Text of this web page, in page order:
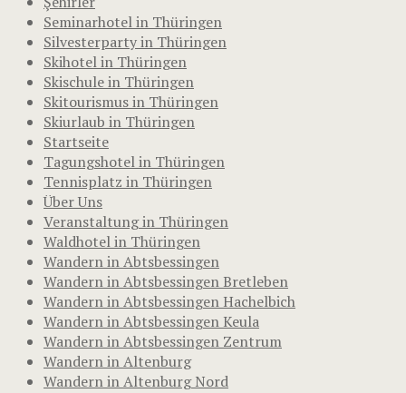
Seminarhotel in Thüringen
Silvesterparty in Thüringen
Skihotel in Thüringen
Skischule in Thüringen
Skitourismus in Thüringen
Skiurlaub in Thüringen
Startseite
Tagungshotel in Thüringen
Tennisplatz in Thüringen
Über Uns
Veranstaltung in Thüringen
Waldhotel in Thüringen
Wandern in Abtsbessingen
Wandern in Abtsbessingen Bretleben
Wandern in Abtsbessingen Hachelbich
Wandern in Abtsbessingen Keula
Wandern in Abtsbessingen Zentrum
Wandern in Altenburg
Wandern in Altenburg Nord